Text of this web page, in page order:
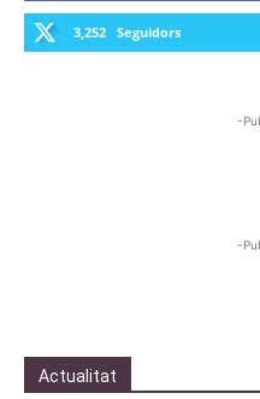
3,252 Seguidors
-
-
Actualitat